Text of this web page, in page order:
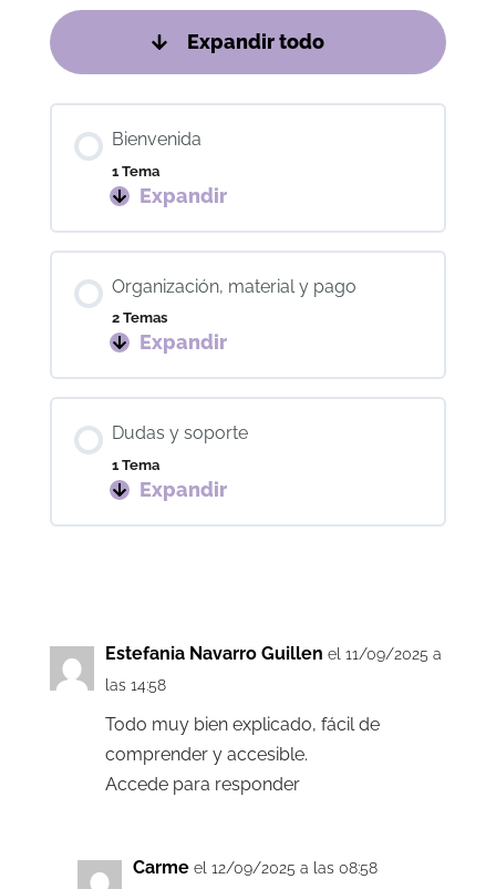
Expandir todo
Unidades
Bienvenida
1 Tema
Expandir
Bienvenida
Organización, material y pago
2 Temas
Expandir
Organización,
material
y
pago
Dudas y soporte
1 Tema
Expandir
Dudas
y
Estefania Navarro Guillen el 11/09/2025 a
las 14:58
Todo muy bien explicado, fácil de
comprender y accesible.
Accede para responder
Carme el 12/09/2025 a las 08:58